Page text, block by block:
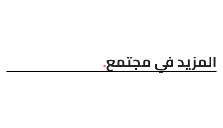
المزيد في مجتمع